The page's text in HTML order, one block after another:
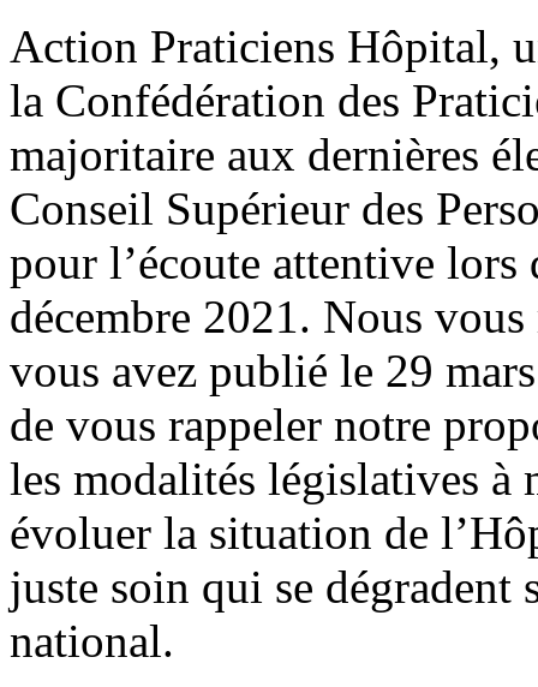
Action Praticiens Hôpital,
la Confédération des
majoritaire aux dernières
Conseil Supérieur des
pour l’écoute attentive
décembre 2021. Nous
vous avez publié le 29
de vous rappeler notre
les modalités législatives
évoluer la situation de
juste soin qui se dégradent
national.